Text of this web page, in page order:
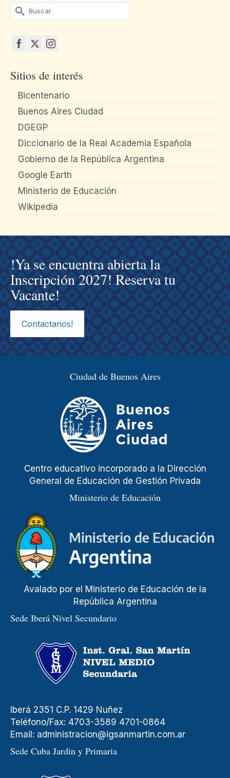
Buscar
por:
Sitios de interés
Bicentenario
Buenos Aires Ciudad
DGEGP
Diccionario de la Real Academia Española
Gobierno de la República Argentina
Google Earth
Ministerio de Educación
Wikipedia
!Ya se encuentra abierta la
Inscripción 2027! Reserva tu
Vacante!
Contactanos!
Ciudad de Buenos Aires
Centro educativo incorporado a la Dirección
General de Educación de Gestión Privada
Ministerio de Educación
Avalado por el Ministerio de Educación de la
República Argentina
Sede Iberá Nivel Secundario
Iberá 2351 C.P. 1429 Nuñez
Teléfono/Fax: 4703-3589 4701-0864
Email: administracion@igsanmartin.com.ar
Sede Cuba Jardin y Primaria